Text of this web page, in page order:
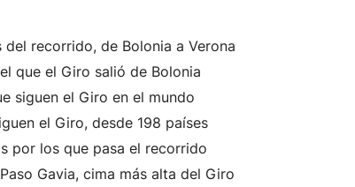
recorrido, de Bolonia a Verona
que el Giro salió de Bolonia
siguen el Giro en el mundo
el Giro, desde 198 países
por los que pasa el recorrido
Gavia, cima más alta del Giro